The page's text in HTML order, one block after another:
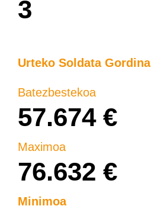
3
Urteko Soldata Gordina
Batezbestekoa
57.674 €
Maximoa
76.632 €
Minimoa